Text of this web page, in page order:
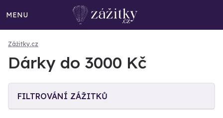
MENU
Zážitky.cz
Dárky do 3000 Kč
FILTROVÁNÍ ZÁŽITKŮ